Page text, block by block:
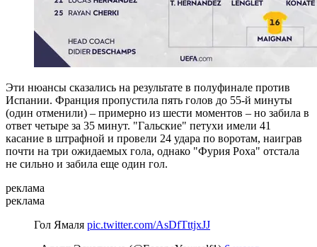
Эти нюансы сказались на результате в полуфинале против
Испании. Франция пропустила пять голов до 55-й минуты
(один отменили) – примерно из шести моментов – но забила в
ответ четыре за 35 минут. "Гальские" петухи имели 41
касание в штрафной и провели 24 удара по воротам, наиграв
почти на три ожидаемых гола, однако "Фурия Роха" отстала
не сильно и забила еще один гол.
реклама
реклама
Гол Ямаля pic.twitter.com/AsDfTttjxJJ